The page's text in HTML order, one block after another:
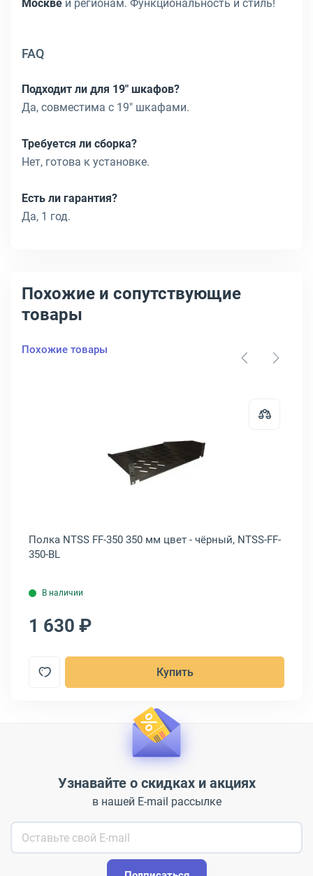
Москве и регионам. Функциональность и стиль!
FAQ
Подходит ли для 19" шкафов?
Да, совместима с 19" шкафами.
Требуется ли сборка?
Нет, готова к установке.
Есть ли гарантия?
Да, 1 год.
Похожие и сопутствующие
товары
Похожие товары
Перфорированная МС-40 400 мм цвет - чёрный, МС-40-9005
Открыть товар: Полка NTSS FF-
Полка NTSS FF-350 350 мм цвет - чёрный, NTSS-FF-
350-BL
В наличии
1 630 ₽
Купить
Узнавайте о скидках и акциях
в нашей E-mail рассылке